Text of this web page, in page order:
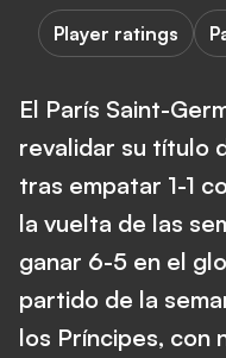
Player ratings
El París Saint-
revalidar su título
tras empatar 1-1
la vuelta de las
ganar 6-5 en el
partido de la
los Príncipes, con